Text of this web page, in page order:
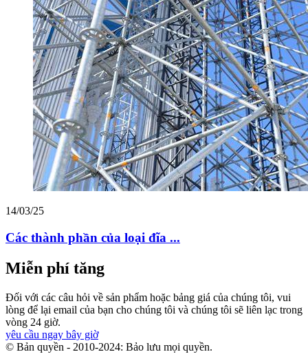
14/03/25
Các thành phần của loại đĩa ...
Miễn phí tăng
Đối với các câu hỏi về sản phẩm hoặc bảng giá của chúng tôi, vui
lòng để lại email của bạn cho chúng tôi và chúng tôi sẽ liên lạc trong
vòng 24 giờ.
yêu cầu ngay bây giờ
© Bản quyền - 2010-2024: Bảo lưu mọi quyền.